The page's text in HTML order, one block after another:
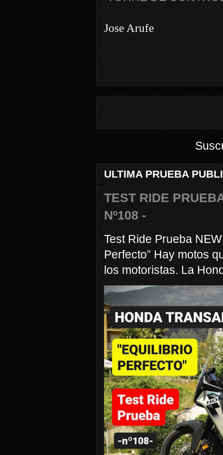
Jose Arufe
ULTIMA PRUEBA
TEST RIDE
Nº108 -
Test Ride Prueba
Perfecto” Hay motos
los motoristas. La